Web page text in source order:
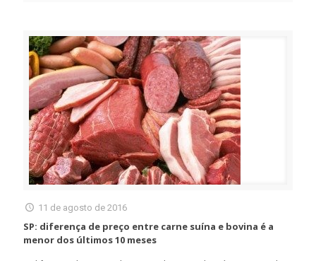
11 de agosto de 2016
SP: diferença de preço entre carne suína e bovina é a
menor dos últimos 10 meses